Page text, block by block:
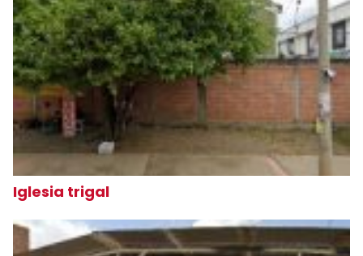
Iglesia trigal